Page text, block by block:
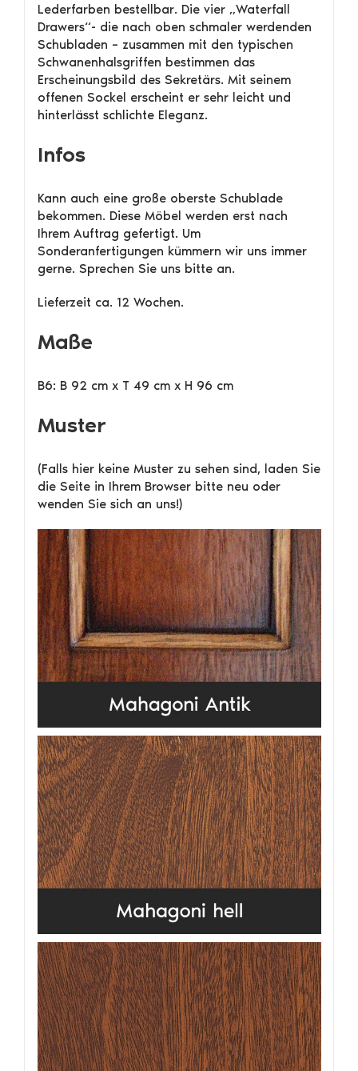
Lederfarben bestellbar. Die vier „Waterfall
Drawers“- die nach oben schmaler werdenden
Schubladen – zusammen mit den typischen
Schwanenhalsgriffen bestimmen das
Erscheinungsbild des Sekretärs. Mit seinem
offenen Sockel erscheint er sehr leicht und
hinterlässt schlichte Eleganz.
Infos
Kann auch eine große oberste Schublade
bekommen. Diese Möbel werden erst nach
Ihrem Auftrag gefertigt. Um
Sonderanfertigungen kümmern wir uns immer
gerne. Sprechen Sie uns bitte an.
Lieferzeit ca. 12 Wochen.
Maße
B6: B 92 cm x T 49 cm x H 96 cm
Muster
(Falls hier keine Muster zu sehen sind, laden Sie
die Seite in Ihrem Browser bitte neu oder
wenden Sie sich an uns!)